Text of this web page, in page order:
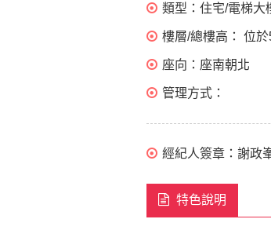
類型： 住宅/電梯大
樓層/總樓高： 位於
座向： 座南朝北
管理方式：
經紀人簽章： 謝政
特色說明